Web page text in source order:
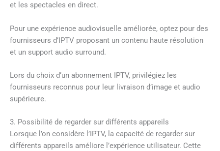
et les spectacles en direct.
Pour une expérience audiovisuelle améliorée, optez pour des
fournisseurs d’IPTV proposant un contenu haute résolution
et un support audio surround.
Lors du choix d’un abonnement IPTV, privilégiez les
fournisseurs reconnus pour leur livraison d’image et audio
supérieure.
3. Possibilité de regarder sur différents appareils
Lorsque l’on considère l’IPTV, la capacité de regarder sur
différents appareils améliore l’expérience utilisateur. Cette